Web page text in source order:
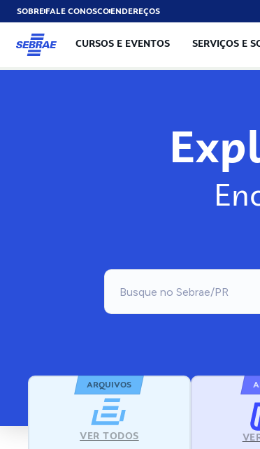
SOBREFALE CONOSCOENDEREÇOS
CURSOS E EVENTOS SERVIÇOS E
ARQUIVOS
VER TODOS